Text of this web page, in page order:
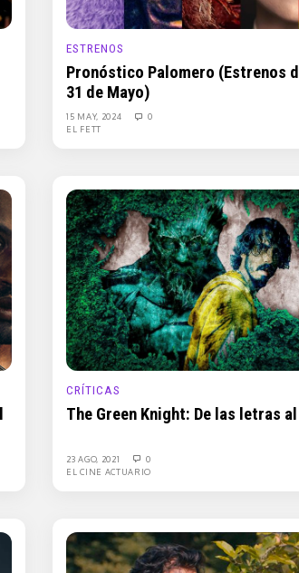
ESTRENOS
Pronóstico Palomero (Estrenos
31 de Mayo)
15 MAY, 2024
0
EL FETT
CRÍTICAS
The Green Knight: De las letras
23 AGO, 2021
0
EL CINE ACTUARIO